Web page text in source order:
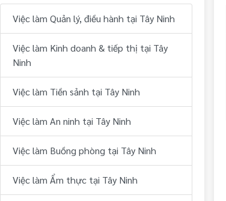
Việc làm Quản lý, điều hành tại Tây Ninh
Việc làm Kinh doanh & tiếp thị tại Tây
Ninh
Việc làm Tiền sảnh tại Tây Ninh
Việc làm An ninh tại Tây Ninh
Việc làm Buồng phòng tại Tây Ninh
Việc làm Ẩm thực tại Tây Ninh